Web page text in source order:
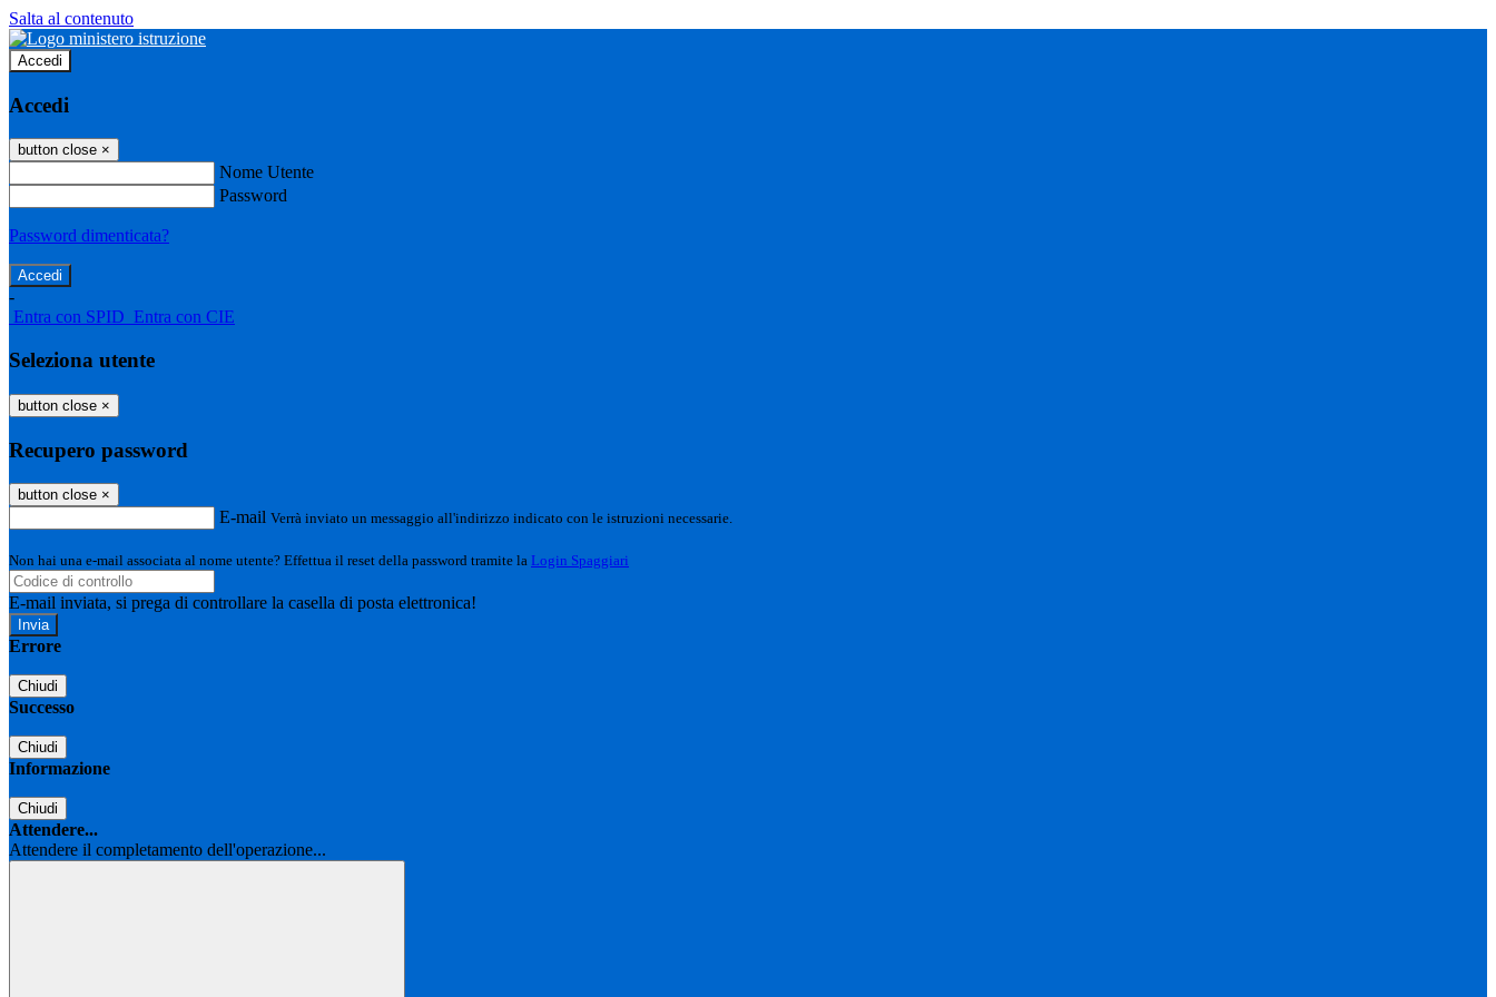
Salta al contenuto
Accedi
Accedi
button close ×
Nome Utente
Password
Password dimenticata?
-
Entra con SPID Entra con CIE
Seleziona utente
button close ×
Recupero password
button close ×
E-mail Verrà inviato un messaggio all'indirizzo indicato con le istruzioni necessarie.
Non hai una e-mail associata al nome utente? Effettua il reset della password tramite la Login Spaggiari
E-mail inviata, si prega di controllare la casella di posta elettronica!
Errore
Chiudi
Successo
Chiudi
Informazione
Chiudi
Attendere...
Attendere il completamento dell'operazione...